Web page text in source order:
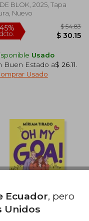
BLOK, 2025, Tapa
Nuevo
45%
dcto.
Usado
Buen Estado a$ 26.11
Usado
Ecuador, pero
Unidos